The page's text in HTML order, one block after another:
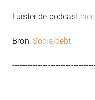
Luister de podcast hier.
Bron: Socialdebt
------